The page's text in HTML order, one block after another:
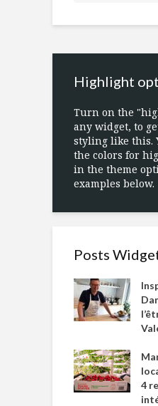
Highlight
Turn on the
any widget, to
styling like this.
the colors for
in the theme
examples below.
Posts
4